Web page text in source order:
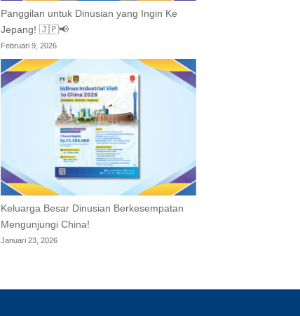
Panggilan untuk Dinusian yang Ingin Ke
Jepang! 🇯🇵📢
Februari 9, 2026
Keluarga Besar Dinusian Berkesempatan
Mengunjungi China!
Januari 23, 2026